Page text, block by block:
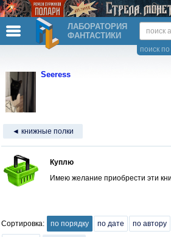
ЛАБОРАТОРИЯ
ФАНТАСТИКИ
поиск
Seeress
◄ книжные полки
Куплю
Имею желание приобрести эти
Сортировка: по порядку по дате по автору